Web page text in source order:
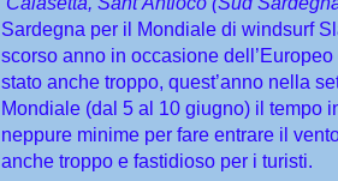
Sardegna per il Mondiale di windsurf
scorso anno in occasione
stato anche troppo, quest’anno nella
Mondiale (dal 5 al 10 giugno) il tempo
neppure minime per fare entrare il
anche troppo e fastidioso per i turisti.